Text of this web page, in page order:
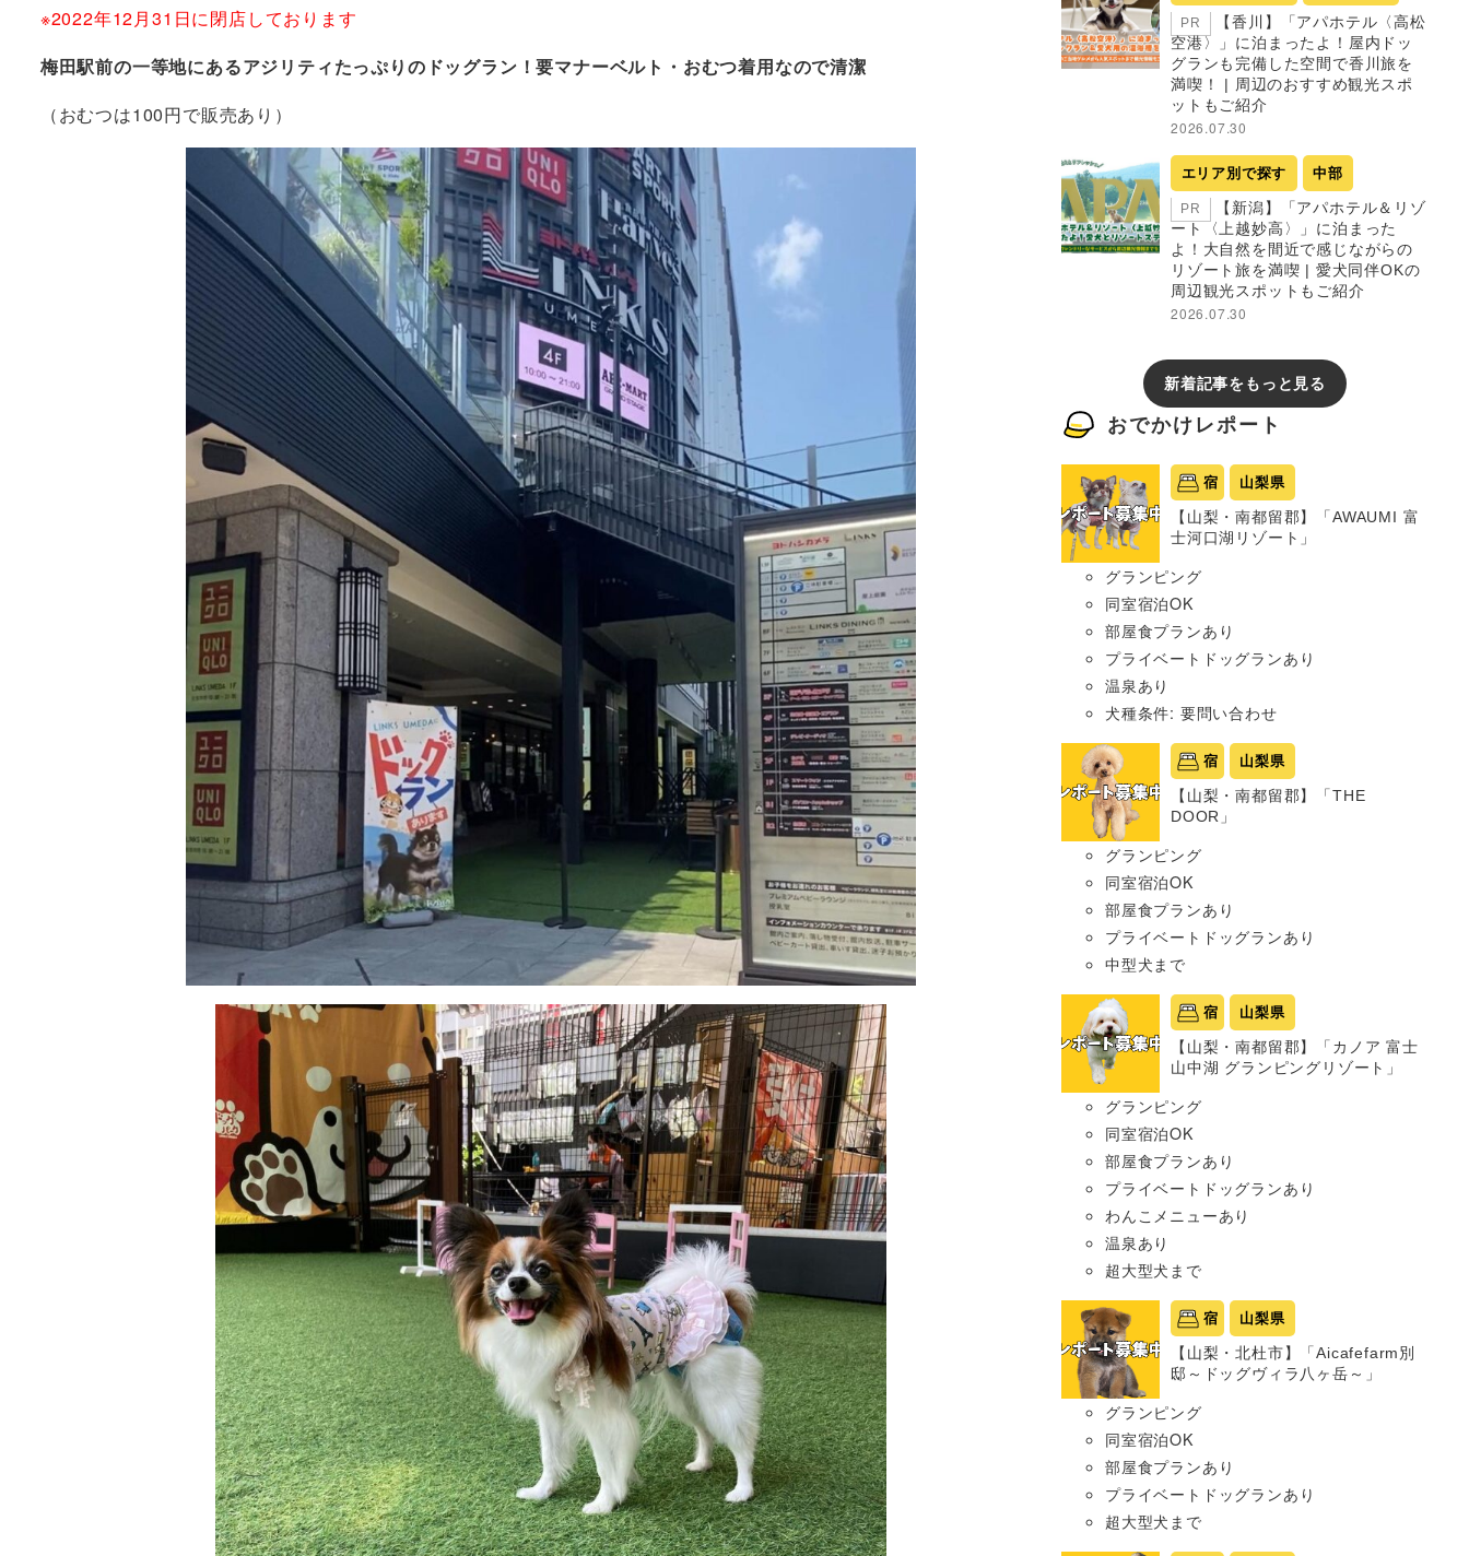
※2022年12月31日に閉店しております
梅田駅前の一等地にあるアジリティたっぷりのドッグラン！要マナーベルト・おむつ着用なので清潔
（おむつは100円で販売あり）
PR
【香川】「アパホテル〈高松
空港〉」に泊まったよ！屋内ドッ
グランも完備した空間で香川旅を
満喫！ | 周辺のおすすめ観光スポ
ットもご紹介
2026.07.30
エリア別で探す 中部
PR
【新潟】「アパホテル＆リゾ
ート〈上越妙高〉」に泊まった
よ！大自然を間近で感じながらの
リゾート旅を満喫 | 愛犬同伴OKの
周辺観光スポットもご紹介
2026.07.30
新着記事をもっと見る
おでかけレポート
宿 山梨県
【山梨・南都留郡】「AWAUMI 富
士河口湖リゾート」
グランピング
同室宿泊OK
部屋食プランあり
プライベートドッグランあり
温泉あり
犬種条件: 要問い合わせ
宿 山梨県
【山梨・南都留郡】「THE
DOOR」
グランピング
同室宿泊OK
部屋食プランあり
プライベートドッグランあり
中型犬まで
宿 山梨県
【山梨・南都留郡】「カノア 富士
山中湖 グランピングリゾート」
グランピング
同室宿泊OK
部屋食プランあり
プライベートドッグランあり
わんこメニューあり
温泉あり
超大型犬まで
宿 山梨県
【山梨・北杜市】「Aicafefarm別
邸～ドッグヴィラ八ヶ岳～」
グランピング
同室宿泊OK
部屋食プランあり
プライベートドッグランあり
超大型犬まで